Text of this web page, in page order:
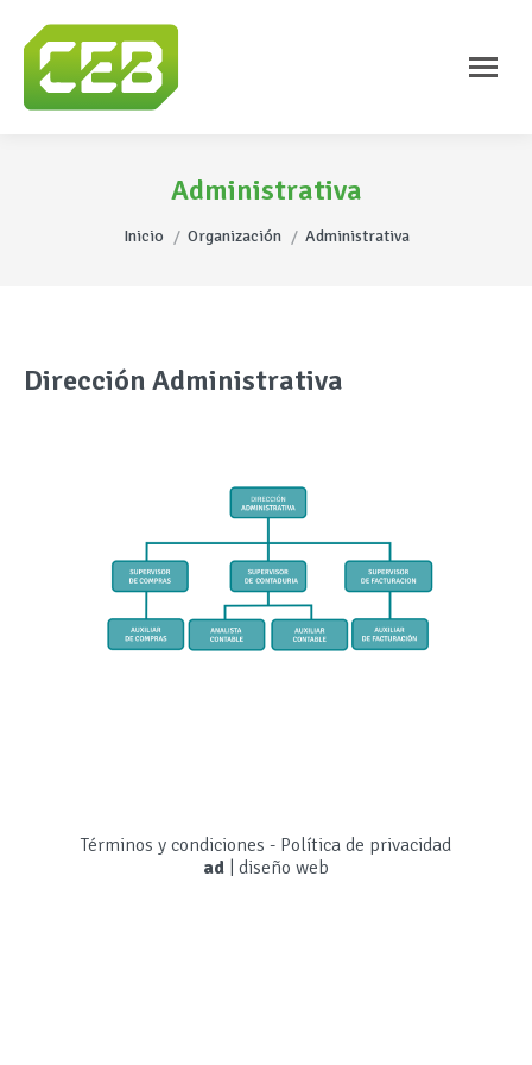
Administrativa
Estás aquí:
Inicio Organización Administrativa
Dirección Administrativa
Términos y condiciones - Política de privacidad
ad | diseño web